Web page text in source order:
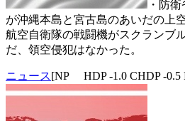
・防
が沖縄本島と宮古島のあいだの上
航空自衛隊の戦闘機がスクランブ
だ、領空侵犯はなかった。
ニュース[NP HDP -1.0 CHDP -0.5